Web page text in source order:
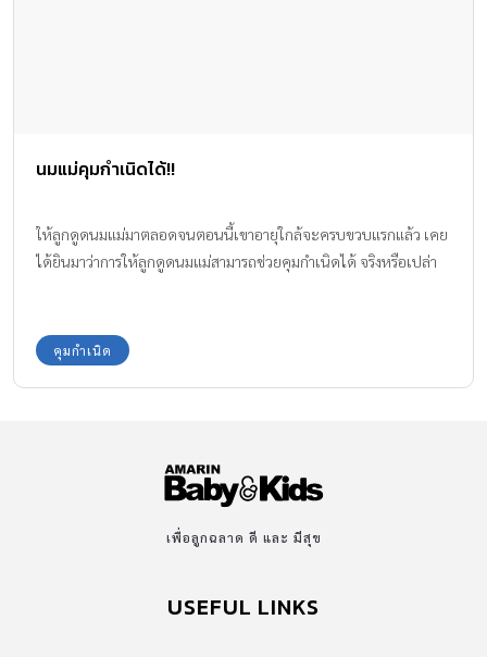
นมแม่คุมกำเนิดได้!!
ให้ลูกดูดนมแม่มาตลอดจนตอนนี้เขาอายุใกล้จะครบขวบแรกแล้ว เคย
ได้ยินมาว่าการให้ลูกดูดนมแม่สามารถช่วยคุมกำเนิดได้ จริงหรือเปล่า
คุมกำเนิด
เพื่อลูกฉลาด ดี และ มีสุข
USEFUL LINKS